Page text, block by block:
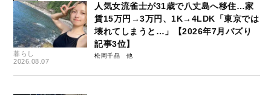
暮らし
2026.08.07
人気女流雀士が31歳で八丈島へ移住…家
賃15万円→3万円、1K→4LDK「東京では
壊れてしまうと…」【2026年7月バズり
記事3位】
松岡千晶